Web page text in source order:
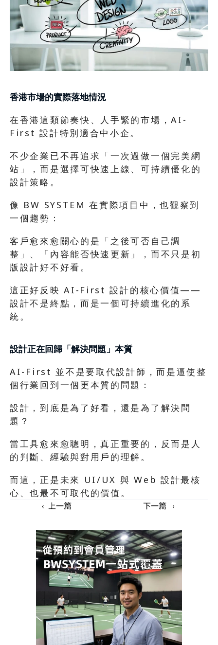
香港市場的實際落地情況
在香港這類節奏快、人手緊的市場，AI-
First 設計特別適合中小企。
不少企業已不再追求「一次過做一個完美網
站」，而是選擇可快速上線、可持續優化的
設計策略。
像 BW SYSTEM 在實際項目中，也觀察到
一個趨勢：
客戶愈來愈關心的是「之後可否自己調
整」、「內容能否快速更新」，而不只是初
版設計好不好看。
這正好反映 AI-First 設計的核心價值——
設計不是終點，而是一個可持續進化的系
統。
設計正在回歸「解決問題」本質
AI-First 並不是要取代設計師，而是逼使整
個行業回到一個更本質的問題：
設計，到底是為了好看，還是為了解決問
題？
當工具愈來愈聰明，真正重要的，反而是人
的判斷、經驗與對用戶的理解。
而這，正是未來 UI/UX 與 Web 設計最核
心、也最不可取代的價值。
‹  上一篇
下一篇   ›